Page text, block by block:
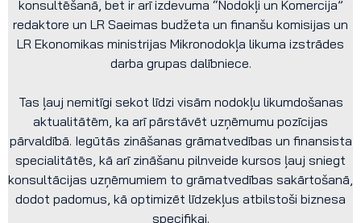
konsultēšanā, bet ir arī izdevuma “Nodokļi un Komercija”
redaktore un LR Saeimas budžeta un finanšu komisijas un
LR Ekonomikas ministrijas Mikronodokļa likuma izstrādes
darba grupas dalībniece.
Tas ļauj nemitīgi sekot līdzi visām nodokļu likumdošanas
aktualitātēm, ka arī pārstāvēt uzņēmumu pozīcijas
pārvaldībā. Iegūtās zināšanas grāmatvedības un finansista
specialitātēs, kā arī zināšanu pilnveide kursos ļauj sniegt
konsultācijas uzņēmumiem to grāmatvedības sakārtošanā,
dodot padomus, kā optimizēt līdzekļus atbilstoši biznesa
specifikai.